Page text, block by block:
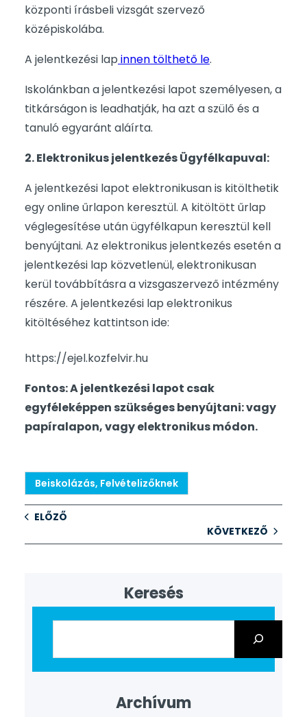
központi írásbeli vizsgát szervező
középiskolába.
A jelentkezési lap innen tölthető le.
Iskolánkban a jelentkezési lapot személyesen, a
titkárságon is leadhatják, ha azt a szülő és a
tanuló egyaránt aláírta.
2. Elektronikus jelentkezés Ügyfélkapuval:
A jelentkezési lapot elektronikusan is kitölthetik
egy online űrlapon keresztül. A kitöltött űrlap
véglegesítése után ügyfélkapun keresztül kell
benyújtani. Az elektronikus jelentkezés esetén a
jelentkezési lap közvetlenül, elektronikusan
kerül továbbításra a vizsgaszervező intézmény
részére. A jelentkezési lap elektronikus
kitöltéséhez kattintson ide:
https://ejel.kozfelvir.hu
Fontos: A jelentkezési lapot csak
egyféleképpen szükséges benyújtani: vagy
papíralapon, vagy elektronikus módon.
Beiskolázás, Felvételizőknek
ELŐZŐ
KÖVETKEZŐ
Keresés
Archívum